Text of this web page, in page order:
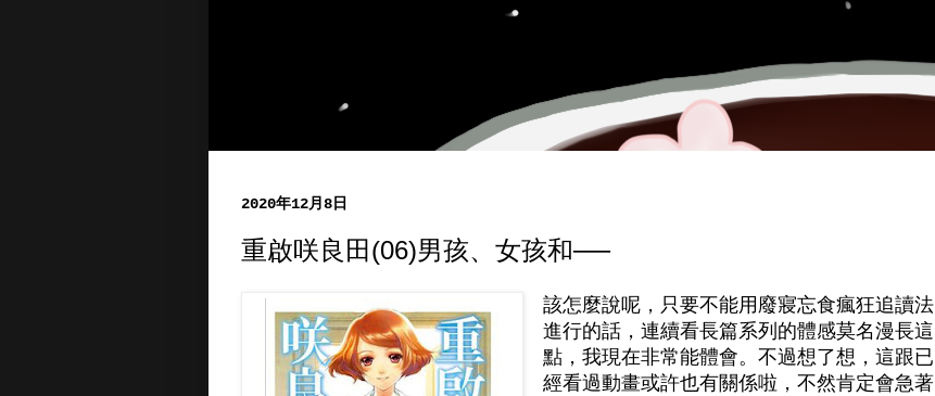
2020年12月8日
重啟咲良田(06)男孩、女孩和──
該怎麼說呢，只要不能用廢寢忘食瘋狂追讀法
進行的話，連續看長篇系列的體感莫名漫長這
點，我現在非常能體會。不過想了想，這跟已
經看過動畫或許也有關係啦，不然肯定會急著